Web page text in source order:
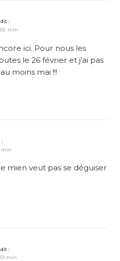
dit :
02 min
ici. Pour nous les
le 26 février et j’ai pas
moins mai !!!
:
min
mien veut pas se déguiser
dit :
min